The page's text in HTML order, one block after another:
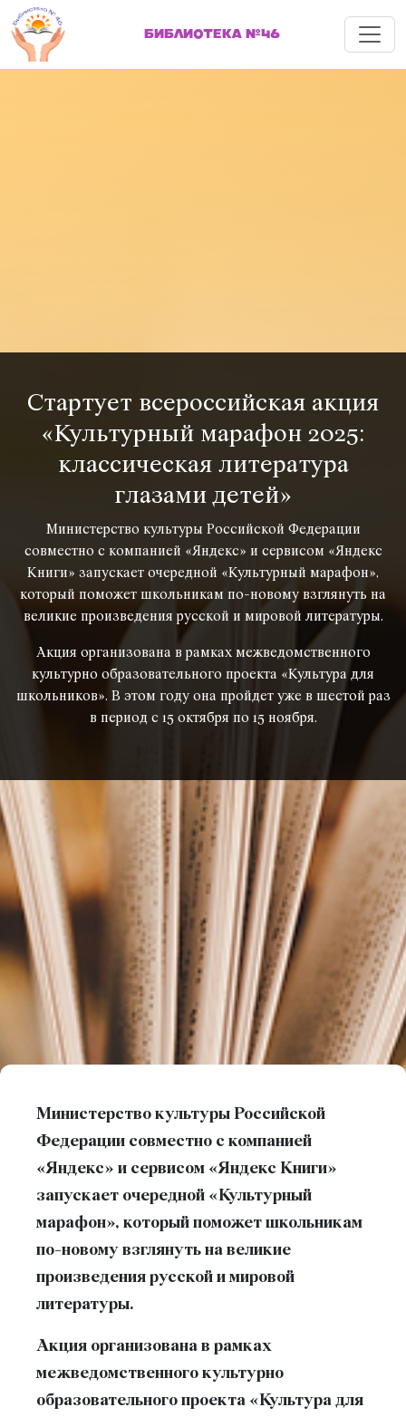
БИБЛИОТЕКА №46 Меню
Стартует всероссийская акция
«Культурный марафон 2025:
классическая литература
глазами детей»
Министерство культуры Российской Федерации
совместно с компанией «Яндекс» и сервисом «Яндекс
Книги» запускает очередной «Культурный марафон»,
который поможет школьникам по-новому взглянуть на
великие произведения русской и мировой литературы.
Акция организована в рамках межведомственного
культурно образовательного проекта «Культура для
школьников». В этом году она пройдет уже в шестой раз
в период с 15 октября по 15 ноября.
Министерство культуры Российской
Федерации совместно с компанией
«Яндекс» и сервисом «Яндекс Книги»
запускает очередной «Культурный
марафон», который поможет школьникам
по-новому взглянуть на великие
произведения русской и мировой
литературы.
Акция организована в рамках
межведомственного культурно
образовательного проекта «Культура для